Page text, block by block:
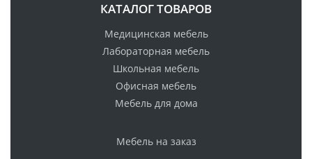
КАТАЛОГ ТОВАРОВ
Медицинская мебель
Лабораторная мебель
Школьная мебель
Офисная мебель
Мебель для дома
Мебель на заказ